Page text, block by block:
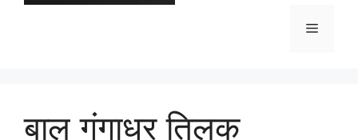
Menu
बाल गंगाधर तिलक